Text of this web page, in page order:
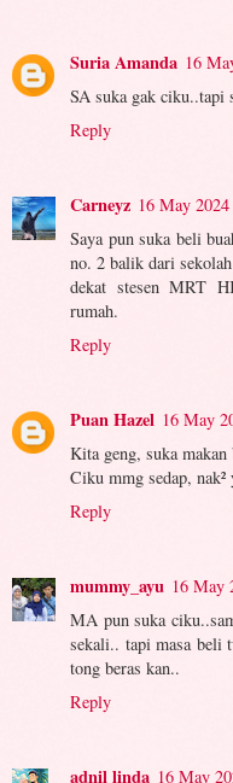
Suria Amanda 16
SA suka gak ciku..tapi
Reply
Carneyz 16 May
Saya pun suka beli
no. 2 balik dari
dekat stesen MRT
rumah.
Reply
Puan Hazel 16 May
Kita geng, suka makan
Ciku mmg sedap,
Reply
mummy_ayu 16 May
MA pun suka
sekali.. tapi masa beli
tong beras kan..
Reply
adnil linda 16 May